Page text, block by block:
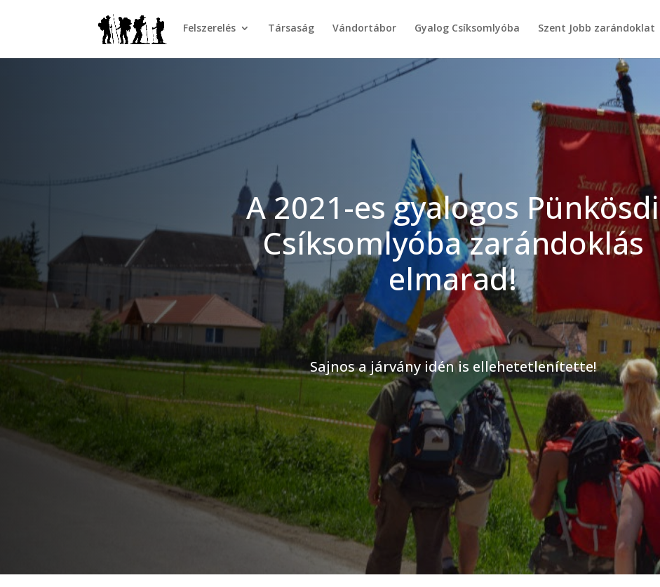
Felszerelés Társaság Vándortábor Gyalog Csíksomlyóba Szent Jobb zarándoklat
A 2021-es gyalogos Pünkösdi
Csíksomlyóba zarándoklás
elmarad!
Sajnos a járvány idén is ellehetetlenítette!